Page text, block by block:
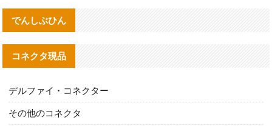
でんしぶひん
コネクタ現品
デルファイ・コネクター
その他のコネクタ